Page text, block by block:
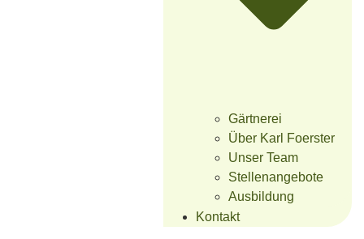
Gärtnerei
Über Karl Foerster
Unser Team
Stellenangebote
Ausbildung
Kontakt